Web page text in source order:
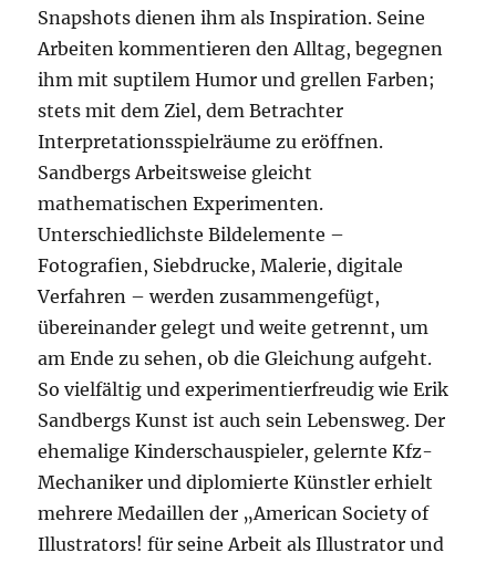
Snapshots dienen ihm als Inspiration. Seine
Arbeiten kommentieren den Alltag, begegnen
ihm mit suptilem Humor und grellen Farben;
stets mit dem Ziel, dem Betrachter
Interpretationsspielräume zu eröffnen.
Sandbergs Arbeitsweise gleicht
mathematischen Experimenten.
Unterschiedlichste Bildelemente –
Fotografien, Siebdrucke, Malerie, digitale
Verfahren – werden zusammengefügt,
übereinander gelegt und weite getrennt, um
am Ende zu sehen, ob die Gleichung aufgeht.
So vielfältig und experimentierfreudig wie Erik
Sandbergs Kunst ist auch sein Lebensweg. Der
ehemalige Kinderschauspieler, gelernte Kfz-
Mechaniker und diplomierte Künstler erhielt
mehrere Medaillen der „American Society of
Illustrators! für seine Arbeit als Illustrator und